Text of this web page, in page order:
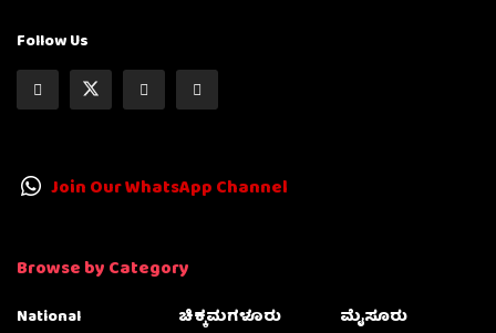
Follow Us
Join Our WhatsApp Channel
Browse by Category
National
ಚಿಕ್ಕಮಗಳೂರು
ಮೈಸೂರು